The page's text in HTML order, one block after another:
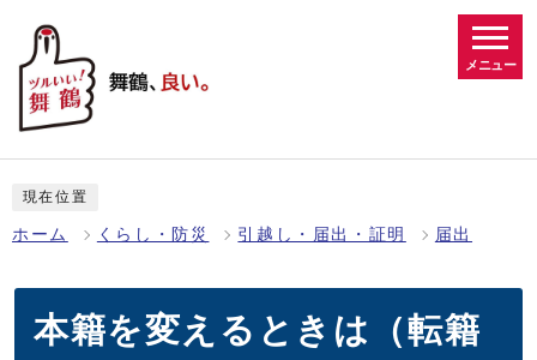
メニュー
現在位置
ホーム くらし・防災 引越し・届出・証明 届出
本籍を変えるときは（転籍